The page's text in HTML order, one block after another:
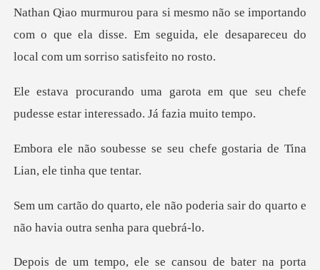
Nathan Qiao murmurou para si mesmo não se importando
com o que
em que seu chefe
pudesse estar in
seu chefe gostaria de Tina
poderia sair do quarto e
não ha
e se cansou de bater n